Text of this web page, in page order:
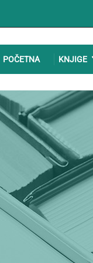
POČETNA KNJIGE